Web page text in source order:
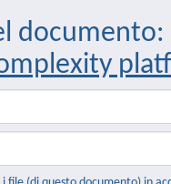
documento: